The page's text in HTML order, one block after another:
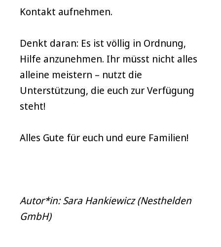
Kontakt aufnehmen.
Denkt daran: Es ist völlig in Ordnung,
Hilfe anzunehmen. Ihr müsst nicht alles
alleine meistern – nutzt die
Unterstützung, die euch zur Verfügung
steht!
Alles Gute für euch und eure Familien!
Autor*in: Sara Hankiewicz (Nesthelden
GmbH)